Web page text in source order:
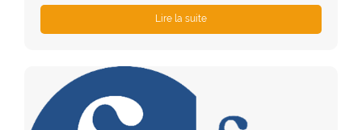
Lire la suite